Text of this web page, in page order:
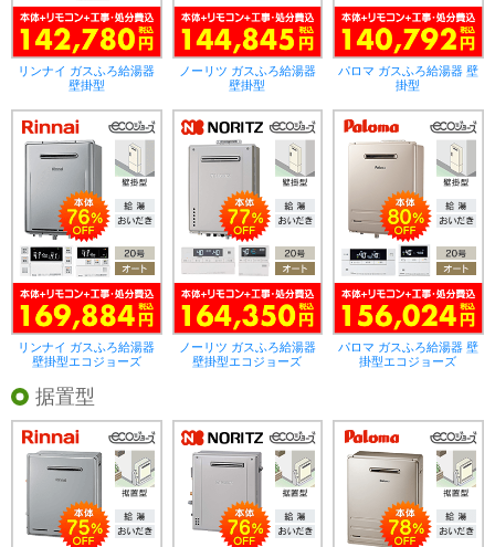
リンナイ ガスふろ給湯器
壁掛型
ノーリツ ガスふろ給湯器
壁掛型
パロマ ガスふろ給湯器 壁
掛型
リンナイ ガスふろ給湯器
壁掛型エコジョーズ
ノーリツ ガスふろ給湯器
壁掛型エコジョーズ
パロマ ガスふろ給湯器 壁
掛型エコジョーズ
据置型